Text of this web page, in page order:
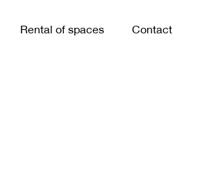
Rental of spaces Contact